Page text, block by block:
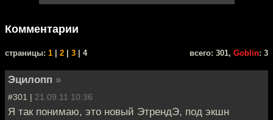
Комментарии
cтраницы: 1 2 3 | 4 всего: 301, Goblin: 3
Эцилопп »
#301 | 21.09.11 10:36
Я так понимаю, это новый ЭтрендЭ, под экшн